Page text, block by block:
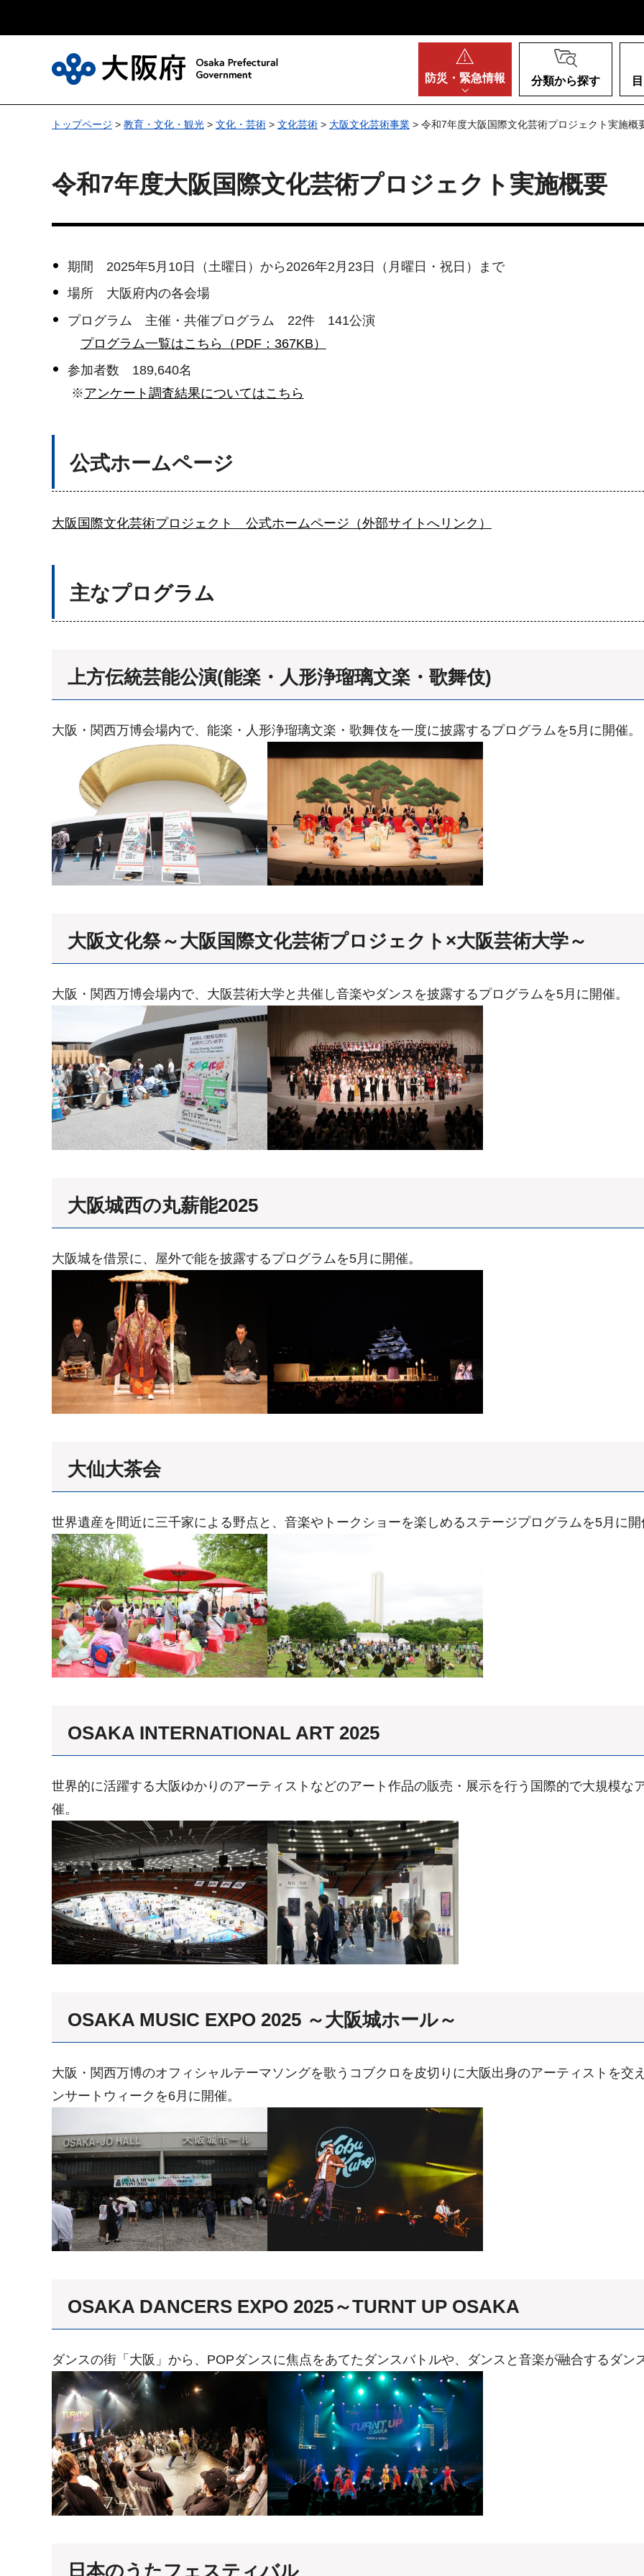
防災・ 緊急情報 分類から探す
トップページ > 教育・文化・観光 > 文化・芸術 > 文化芸術 > 大阪文化芸術事業 > 令和7年度大阪国際文化芸術プロジェクト実施概
令和7年度大阪国際文化芸術プロジェクト実施概要
期間 2025年5月10日（土曜日）から2026年2月23日（月曜日・祝日）まで
場所 大阪府内の各会場
プログラム 主催・共催プログラム 22件 141公演
プログラム一覧はこちら（PDF：367KB）
参加者数 189,640名
※アンケート調査結果についてはこちら
公式ホームページ
大阪国際文化芸術プロジェクト 公式ホームページ（外部サイトへリンク）
主なプログラム
上方伝統芸能公演(能楽・人形浄瑠璃文楽・歌舞伎)
大阪・関西万博会場内で、能楽・人形浄瑠璃文楽・歌舞伎を一度に披露するプログラムを5月に開催。
大阪文化祭～大阪国際文化芸術プロジェクト×大阪芸術大学～
大阪・関西万博会場内で、大阪芸術大学と共催し音楽やダンスを披露するプログラムを5月に開催。
大阪城西の丸薪能2025
大阪城を借景に、屋外で能を披露するプログラムを5月に開催。
大仙大茶会
世界遺産を間近に三千家による野点と、音楽やトークショーを楽しめるステージプログラムを5月に開
OSAKA INTERNATIONAL ART 2025
世界的に活躍する大阪ゆかりのアーティストなどのアート作品の販売・展示を行う国際的で大規模な
催。
OSAKA MUSIC EXPO 2025 ～大阪城ホール～
大阪・関西万博のオフィシャルテーマソングを歌うコブクロを皮切りに大阪出身のアーティストを交
ンサートウィークを6月に開催。
OSAKA DANCERS EXPO 2025～TURNT UP OSAKA
ダンスの街「大阪」から、POPダンスに焦点をあてたダンスバトルや、ダンスと音楽が融合するダン
日本のうたフェスティバル